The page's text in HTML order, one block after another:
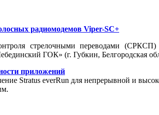
радиомодемов Viper-SC+
стрелочными переводами
ГОК» (г. Губкин, Белгородская
приложений
Stratus everRun для непрерывной и